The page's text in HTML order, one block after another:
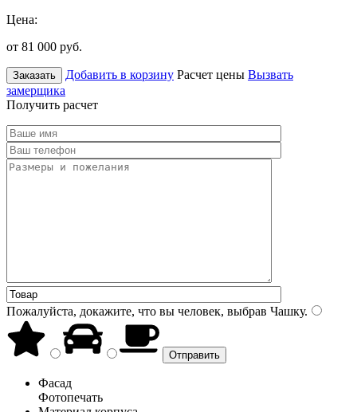
Цена:
от 81 000 руб.
Заказать Добавить в корзину Расчет цены Вызвать
замерщика
Получить расчет
Пожалуйста, докажите, что вы человек, выбрав Чашку.
Фасад
Фотопечать